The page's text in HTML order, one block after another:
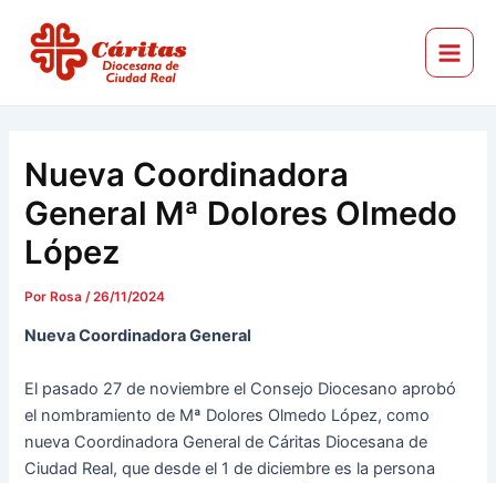
contenido
Menu
Nueva Coordinadora
General Mª Dolores Olmedo
López
PorRosa /26/11/2024
Nueva Coordinadora General
El pasado 27 de noviembre el Consejo Diocesano aprobó
el nombramiento de Mª Dolores Olmedo López, como
nueva Coordinadora General de Cáritas Diocesana de
Ciudad Real, que desde el 1 de diciembre es la persona
entradas